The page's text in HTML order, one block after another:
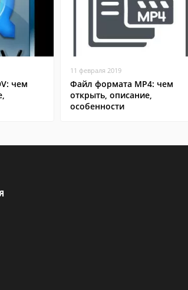
чем
11 февраля 2019
Файл формата MP4: чем
открыть, описание,
особенности